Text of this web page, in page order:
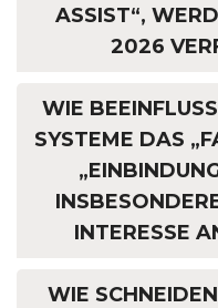
ASSIST“,
2026
WIE
SYSTEME DAS
INTERESSE
WIE